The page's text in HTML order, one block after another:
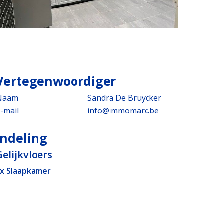
Sandra De Bruycker
mail
info@immomarc.be
Slaapkamer